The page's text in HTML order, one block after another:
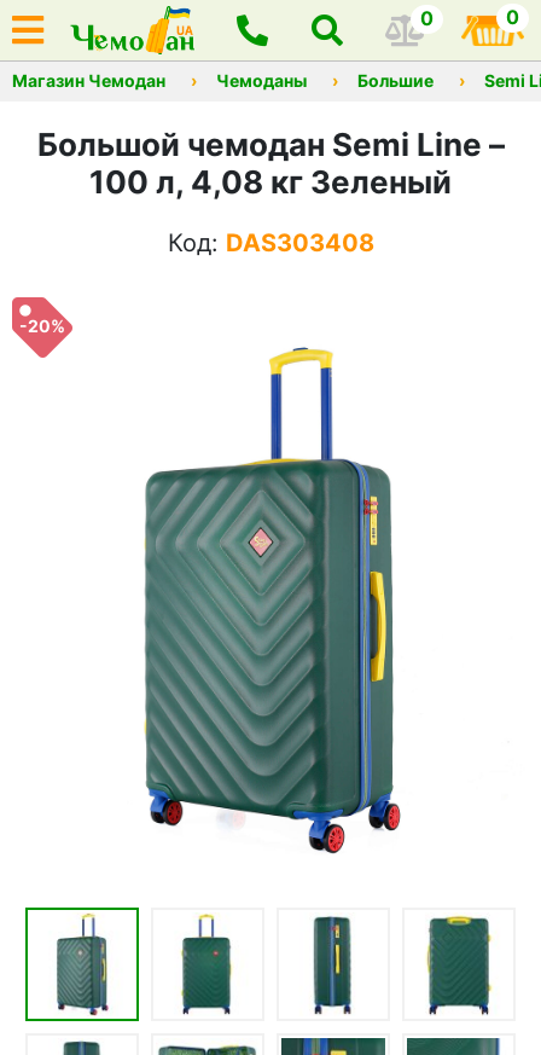
0 0
Магазин Чемодан Чемоданы Большие Semi
Большой чемодан Semi Line –
100 л, 4,08 кг Зеленый
Код: DAS303408
-20%